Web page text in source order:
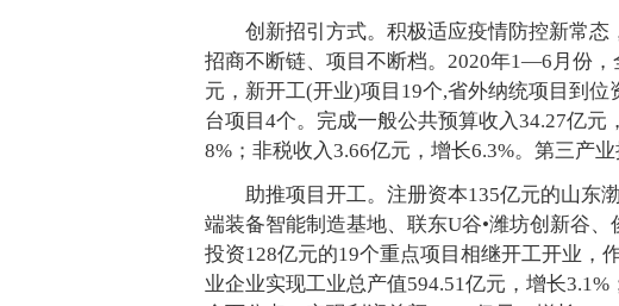
创新招引方式。积极适应疫情防控新常态
招商不断链、项目不断档。2020年1—6月份
元，新开工(开业)项目19个,省外纳统项目到
台项目4个。完成一般公共预算收入34.27亿
8%；非税收入3.66亿元，增长6.3%。第三产
助推项目开工。注册资本135亿元的山东
端装备智能制造基地、联东U谷•潍坊创新谷
投资128亿元的19个重点项目相继开工开业，
业企业实现工业总产值594.51亿元，增长